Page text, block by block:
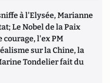
à l'Elysée, Marianne
Le Nobel de la Paix
courage, l'ex PM
sur la Chine, la
Tondelier fait du